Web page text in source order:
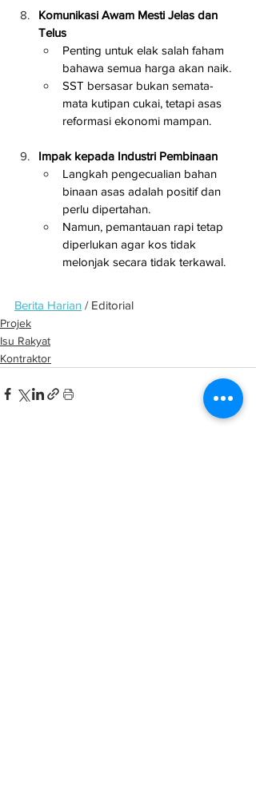
Komunikasi Awam Mesti Jelas dan
Telus
Penting untuk elak salah faham
bahawa semua harga akan naik.
SST bersasar bukan semata-
mata kutipan cukai, tetapi asas
reformasi ekonomi mampan.
Impak kepada Industri Pembinaan
Langkah pengecualian bahan
binaan asas adalah positif dan
perlu dipertahan.
Namun, pemantauan rapi tetap
diperlukan agar kos tidak
melonjak secara tidak terkawal.
Berita Harian / Editorial
Projek
Isu Rakyat
Kontraktor